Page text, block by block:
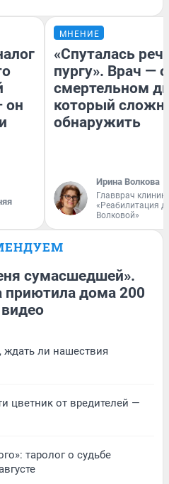
он
МНЕНИЕ
«Спуталась
пургу». Врач — о
смертельном
который
обнаружить
Ирина Волкова
Главврач
«Реабилитация
Волковой»
сумасшедшей».
приютила дома 200
ждать ли нашествия
цветник от вредителей —
таролог о судьбе